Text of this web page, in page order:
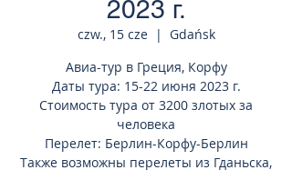
2023 г.
czw., 15 cze
  |
Gdańsk
Авиа-тур в Греция, Корфу
Даты тура: 15-22 июня 2023 г.
Стоимость тура от 3200 злотых за
человека
Перелет: Берлин-Корфу-Берлин
Также возможны перелеты из Гданьска,